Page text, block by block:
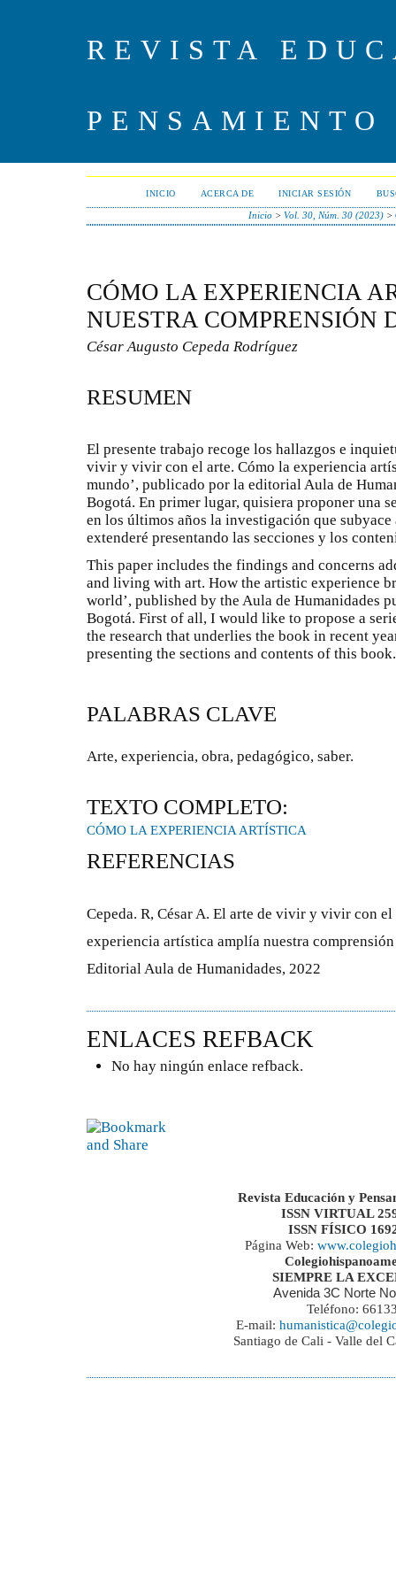
REVISTA
PENSAMIENTO
INICIO ACERCA DE INICIAR SESIÓN
Inicio >Vol. 30, Núm. 30 (2023) >
CÓMO LA EXPERIENCIA
NUESTRA COMPRENSIÓN
César Augusto Cepeda Rodríguez
RESUMEN
El presente trabajo recoge los hallazgos e
vivir y vivir con el arte. Cómo la experiencia
mundo’, publicado por la editorial Aula de
Bogotá. En primer lugar, quisiera proponer una
en los últimos años la investigación que
extenderé presentando las secciones y los
This paper includes the findings and concerns
and living with art. How the artistic experience
world’, published by the Aula de Humanidades
Bogotá. First of all, I would like to propose a
the research that underlies the book in recent
presenting the sections and contents of this book.
PALABRAS CLAVE
Arte, experiencia, obra, pedagógico, saber.
TEXTO COMPLETO:
CÓMO LA EXPERIENCIA ARTÍSTICA
REFERENCIAS
Cepeda. R, César A. El arte de vivir y vivir con el
experiencia artística amplía nuestra
Editorial Aula de Humanidades, 2022
ENLACES REFBACK
No hay ningún enlace refback.
Revista Educación y
ISSN VIRTUAL
ISSN FÍSICO
Página Web:
SIEMPRE LA
Avenida 3C Norte
Teléfono:
E-mail:
Santiago de Cali - Valle del